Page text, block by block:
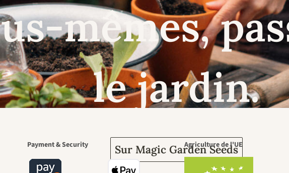
mêmes,
le jardin.
Sur Magic Garden Seeds
Payment & Security Agriculture de l'UE